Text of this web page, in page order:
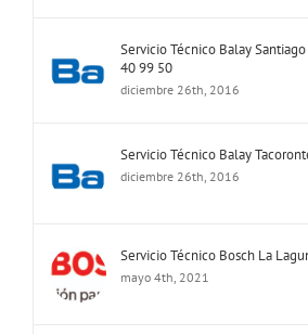
Servicio Técnico Balay
40 99 50
diciembre 26th, 2016
Servicio Técnico Balay
diciembre 26th, 2016
Servicio Técnico Bosch La
mayo 4th, 2021